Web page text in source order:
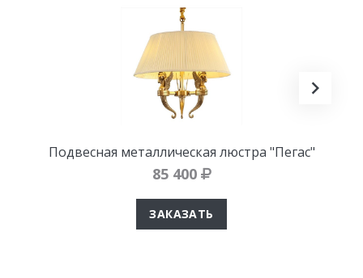
Подвесная металлическая люстра "Пегас"
85 400
ЗАКАЗАТЬ